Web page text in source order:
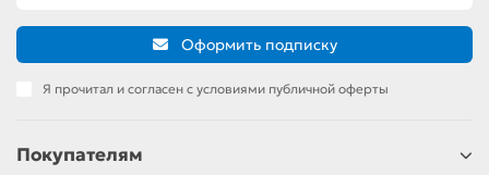
Оформить подписку
Я прочитал и согласен с условиями публичной оферты
Покупателям